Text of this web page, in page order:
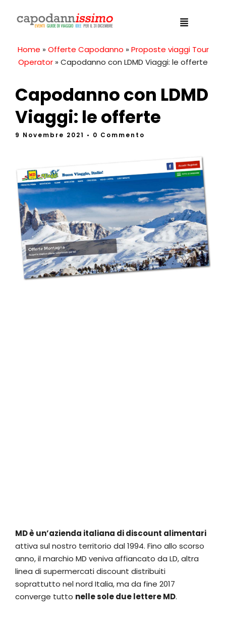
Home » Offerte Capodanno » Proposte viaggi Tour
Operator » Capodanno con LDMD Viaggi: le offerte
Capodanno con LDMD
Viaggi: le offerte
9 Novembre 2021 • 0 Commento
MD è un’azienda italiana di discount alimentari
attiva sul nostro territorio dal 1994. Fino allo scorso
anno, il marchio MD veniva affiancato da LD, altra
linea di supermercati discount distribuiti
soprattutto nel nord Italia, ma da fine 2017
converge tutto nelle sole due lettere MD.